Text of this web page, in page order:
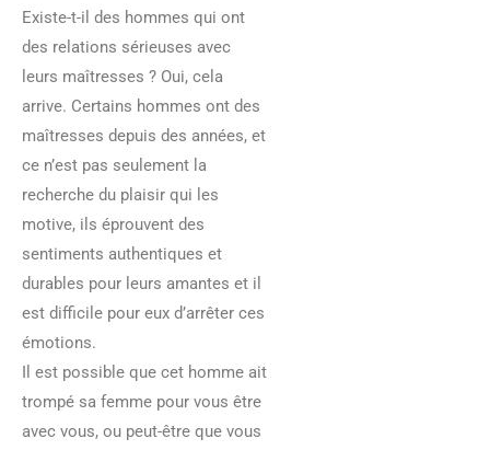
Existe-t-il des hommes qui ont
des relations sérieuses avec
leurs maîtresses ? Oui, cela
arrive. Certains hommes ont des
maîtresses depuis des années, et
ce n’est pas seulement la
recherche du plaisir qui les
motive, ils éprouvent des
sentiments authentiques et
durables pour leurs amantes et il
est difficile pour eux d’arrêter ces
émotions.
Il est possible que cet homme ait
trompé sa femme pour vous être
avec vous, ou peut-être que vous